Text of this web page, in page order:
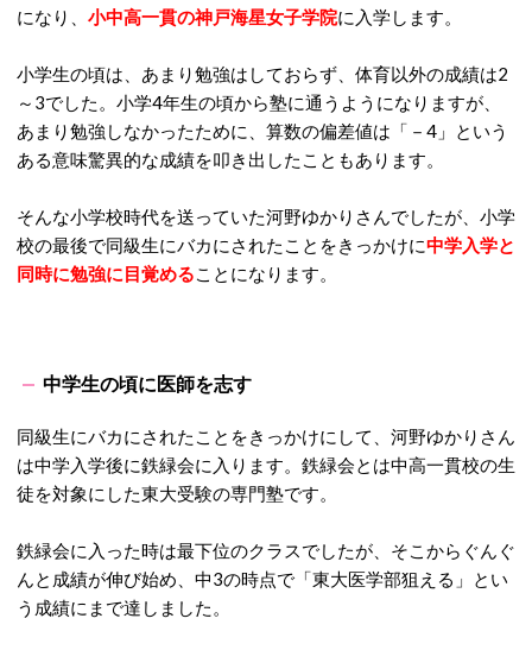
になり、 小中高一貫の神戸海星女子学院に入学します。
小学生の頃は、あまり勉強はしておらず、体育以外の成績は2
～3でした。小学4年生の頃から塾に通うようになりますが、
あまり勉強しなかったために、算数の偏差値は「－4」という
ある意味驚異的な成績を叩き出したこともあります。
そんな小学校時代を送っていた河野ゆかりさんでしたが、小学
校の最後で同級生にバカにされたことをきっかけに中学入学と
同時に勉強に目覚めることになります。
中学生の頃に医師を志す
同級生にバカにされたことをきっかけにして、河野ゆかりさん
は中学入学後に鉄緑会に入ります。鉄緑会とは中高一貫校の生
徒を対象にした東大受験の専門塾です。
鉄緑会に入った時は最下位のクラスでしたが、そこからぐんぐ
んと成績が伸び始め、中3の時点で「東大医学部狙える」とい
う成績にまで達しました。